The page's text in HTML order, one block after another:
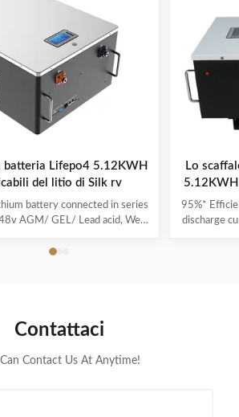
batteria Lifepo4 5.12KWH
del litio di Silk rv
battery connected in series
AGM/ GEL/ Lead acid, We
and stable in performance. If
over lead-acid. Silk Lithium
Lo
95%*
discharge
Contattaci
Contact Us At Anytime!